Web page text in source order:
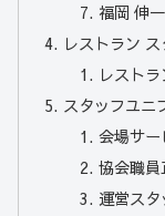
福岡 伸
レストラン
レスト
スタッフユニ
会場サ
協会職
運営ス